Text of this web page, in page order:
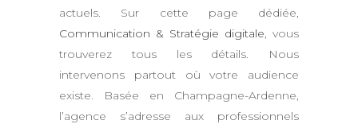
actuels. Sur cette page dédiée,
Communication & Stratégie digitale, vous
trouverez tous les détails. Nous
intervenons partout où votre audience
existe. Basée en Champagne-Ardenne,
l’agence s’adresse aux professionnels